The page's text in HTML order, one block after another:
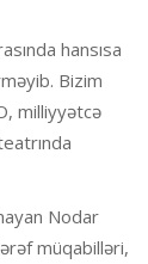
hansısa
Bizim
milliyyətcə
Nodar
müqabilləri,